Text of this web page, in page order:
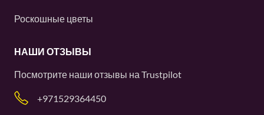
Роскошные цветы
НАШИ ОТЗЫВЫ
Посмотрите наши отзывы на Trustpilot
+971529364450